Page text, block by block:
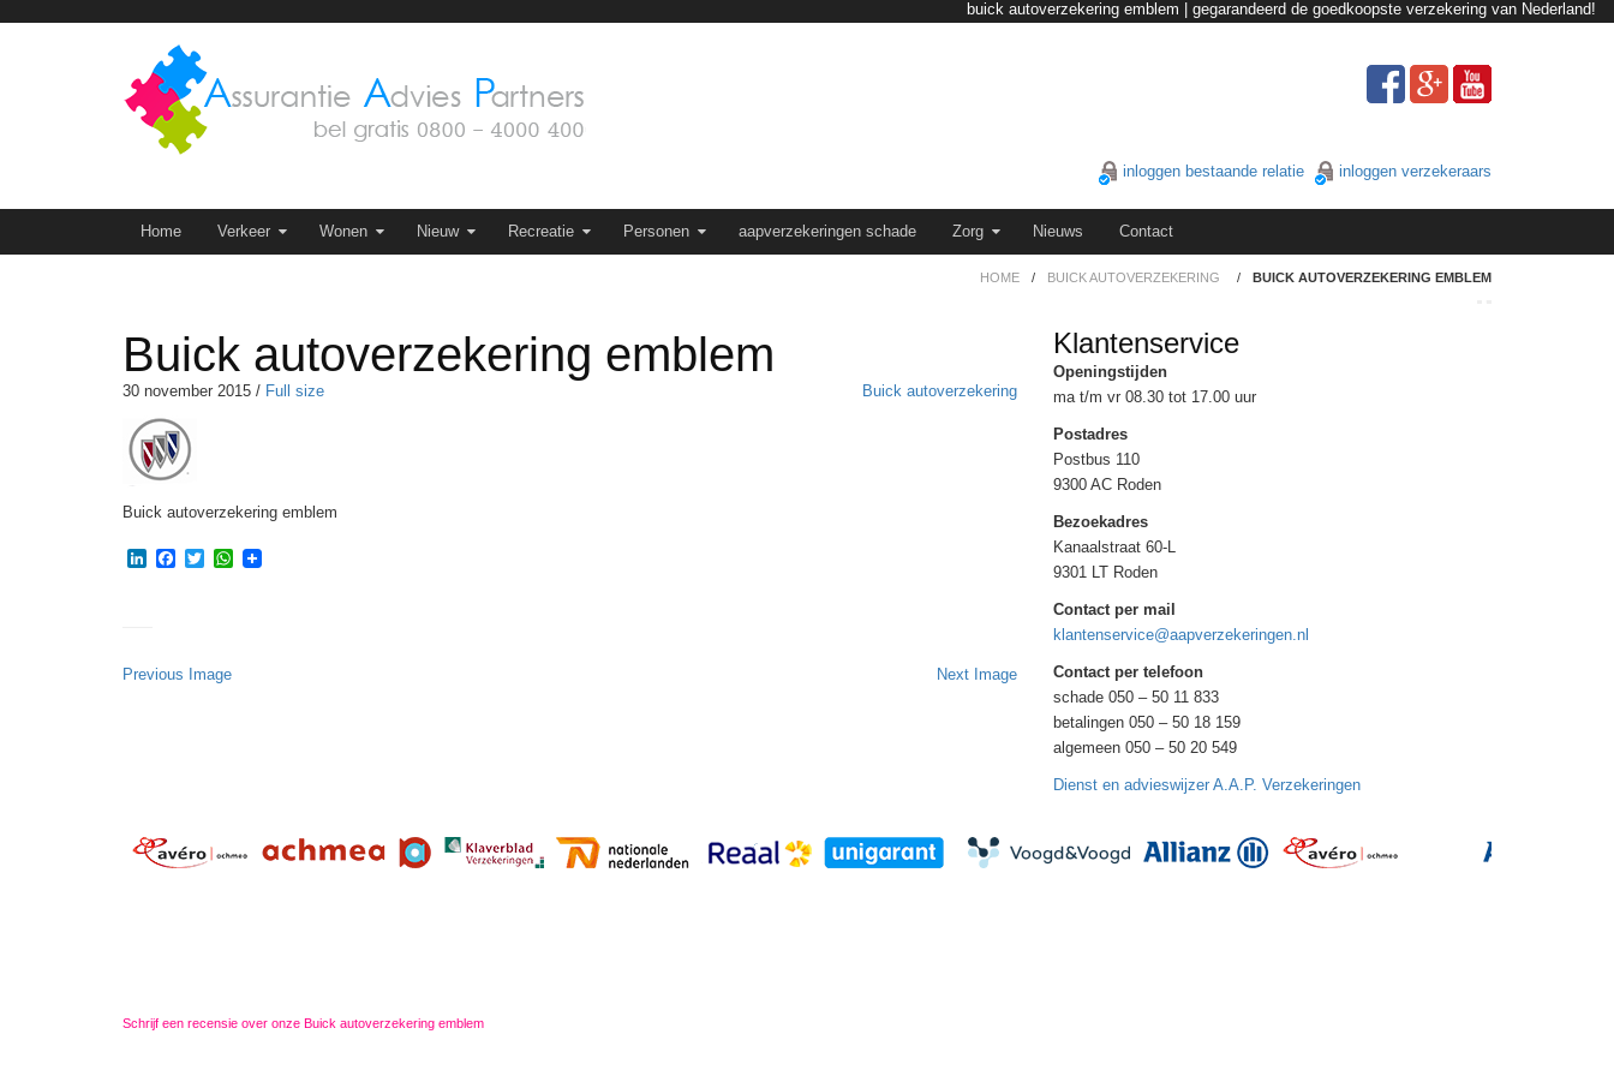
buick autoverzekering emblem | gegarandeerd de goedkoopste verzekering van Nederland!
inloggen bestaande relatie inloggen verzekeraars
Skip to content
Home Verkeer Wonen Nieuw Recreatie Personen aapverzekeringen schade Zorg Nieuws Contact
HOME / BUICK AUTOVERZEKERING / BUICK AUTOVERZEKERING EMBLEM
Buick autoverzekering emblem
30 november 2015 / Full size Buick autoverzekering
Buick autoverzekering emblem
LinkedIn
Facebook
TwitterWhatsApp
Previous Image Next Image
Klantenservice
Openingstijden
ma t/m vr 08.30 tot 17.00 uur
Postadres
Postbus 110
9300 AC Roden
Bezoekadres
Kanaalstraat 60-L
9301 LT Roden
Contact per mail
klantenservice@aapverzekeringen.nl
Contact per telefoon
schade 050 – 50 11 833
betalingen 050 – 50 18 159
algemeen 050 – 50 20 549
Dienst en advieswijzer A.A.P. Verzekeringen
Schrijf een recensie over onze Buick autoverzekering emblem